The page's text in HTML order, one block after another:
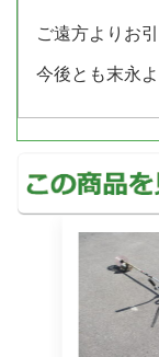
ご遠方よりお
今後とも末永